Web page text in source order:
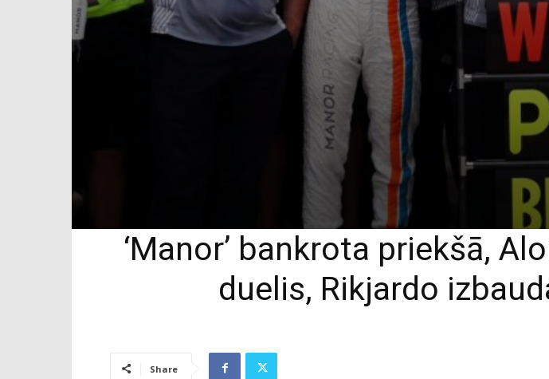
‘Manor’ bankrota priekšā,
duelis, Rikjardo
Share